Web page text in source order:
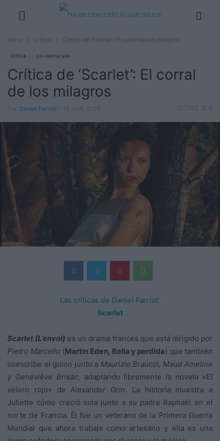
Inicio Crítica Crítica de ‘Scarlet’: El corral de los milagros
Crítica Lo+destacado
Crítica de ‘Scarlet’: El corral
de los milagros
Por Daniel Farriol 15 abril, 2023 0
2682
Las críticas de Daniel Farriol:
Scarlet
Scarlet (L’envol) es un drama francés que está dirigido por
Pietro Marcello (Martin Eden, Bella y perdida) que también
coescribe el guion junto a Maurizio Braucci, Maud Ameline
y Geneviève Brisac, adaptando libremente la novela «El
velero rojo» deAlexander Grin. La historia muestra a
Juliette cómo creció sola junto a su padre Raphaël en el
norte de Francia. Él fue un veterano de la Primera Guerra
Mundial que ahora trabaja como artesano y ella es una